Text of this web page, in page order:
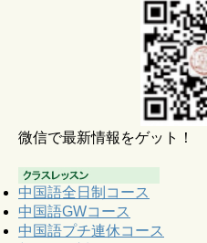
微信で最新情報をゲット！
中国語全日制コース
中国語GWコース
中国語プチ連休コース